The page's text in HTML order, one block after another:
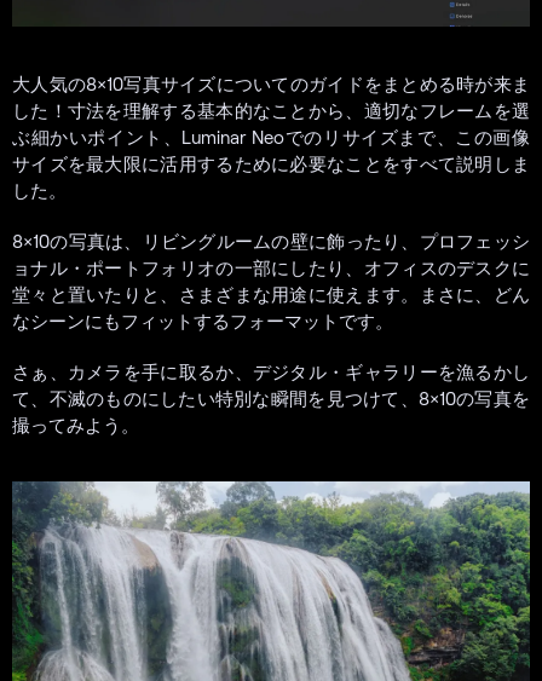
大人気の8×10写真サイズについてのガイドをまとめる時が来ま
した！寸法を理解する基本的なことから、適切なフレームを選
ぶ細かいポイント、Luminar Neoでのリサイズまで、この画像
サイズを最大限に活用するために必要なことをすべて説明しま
した。
8×10の写真は、リビングルームの壁に飾ったり、プロフェッシ
ョナル・ポートフォリオの一部にしたり、オフィスのデスクに
堂々と置いたりと、さまざまな用途に使えます。まさに、どん
なシーンにもフィットするフォーマットです。
さぁ、カメラを手に取るか、デジタル・ギャラリーを漁るかし
て、不滅のものにしたい特別な瞬間を見つけて、8×10の写真を
撮ってみよう。